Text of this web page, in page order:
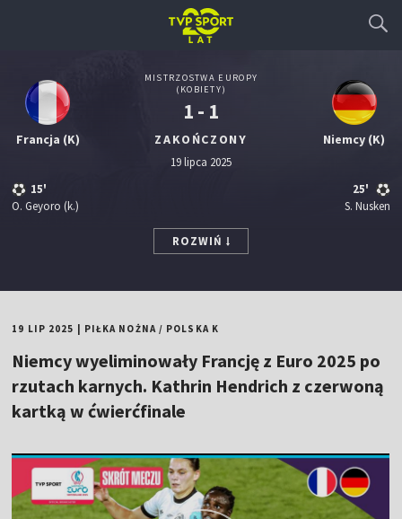
Francja (K)
15'
O. Geyoro (k.)
MISTRZOSTWA EUROPY
(KOBIETY)
1 - 1
ZAKOŃCZONY
19 lipca 2025
Niemcy (K)
25'
S. Nusken
ROZWIŃ
19 LIP 2025 PIŁKA NOŻNA/ POLSKA K
Niemcy wyeliminowały Francję z Euro 2025 po
rzutach karnych. Kathrin Hendrich z czerwoną
kartką w ćwierćfinale